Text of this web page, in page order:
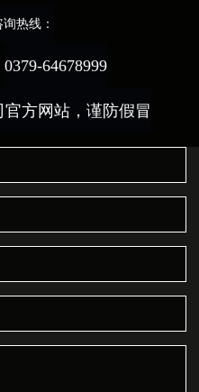
热线：
0379-64678999
方网站，谨防假冒